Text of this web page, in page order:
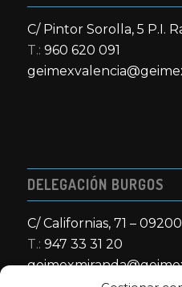
C/ Pintor Sorolla, 5 P.I.
T.: 960 620 091
DELEGACIÓN BURGOS
C/ Californias, 71 –
T.: 947 33 31 20